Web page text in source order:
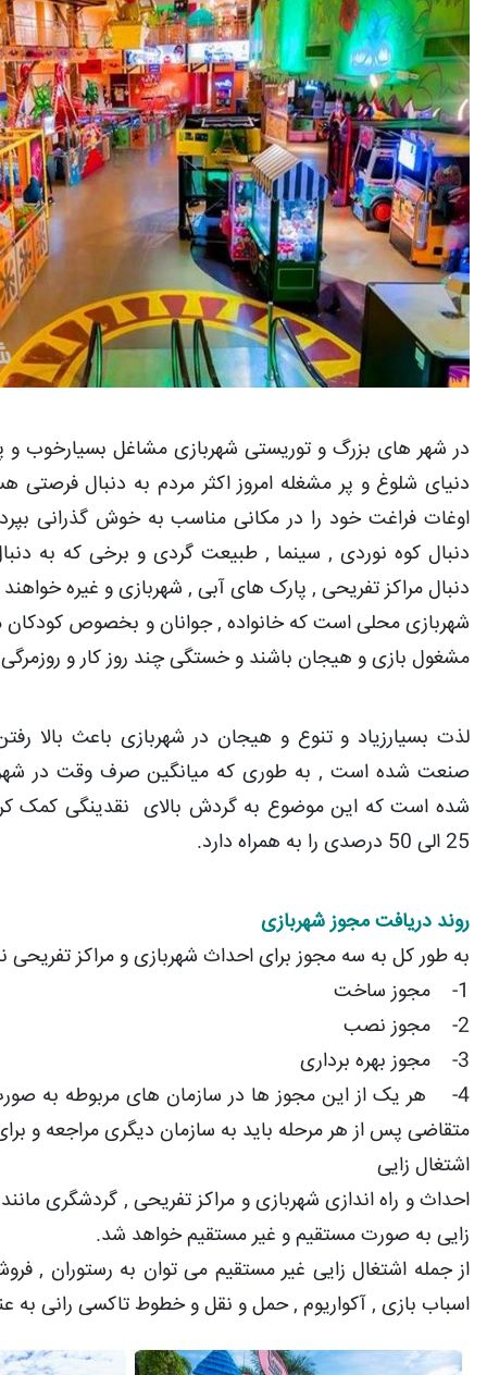
در شهر های بزرگ و توریستی شهربازی مشاغل بسیارخوب و
دنیای شلوغ و پر مشغله امروز اکثر مردم به دنبال فرصتی
اوغات فراغت خود را در مکانی مناسب به خوش گذرانی
دنبال کوه نوردی , سینما , طبیعت گردی و برخی که به
دنبال مراکز تفریحی , پارک های آبی , شهربازی و غیره
شهربازی محلی است که خانواده , جوانان و بخصوص کودکان
مشغول بازی و هیجان باشند و خستگی چند روز کار و روزمرگی
لذت بسیارزیاد و تنوع و هیجان در شهربازی باعث بالا
صنعت شده است , به طوری که میانگین صرف وقت در
شده است که این موضوع به گردش بالای نقدینگی کمک
25 الی 50 درصدی را به همراه دارد.
روند دریافت مجوز شهربازی
به طور کل به سه مجوز برای احداث شهربازی و مراکز تفریحی
1- مجوز ساخت
2- مجوز نصب
3- مجوز بهره برداری
4- هر یک از این مجوز ها در سازمان های مربوطه به
متقاضی پس از هر مرحله باید به سازمان دیگری مراجعه و
اشتغال زایی
احداث و راه اندازی شهربازی و مراکز تفریحی , گردشگری
زایی به صورت مستقیم و غیر مستقیم خواهد شد.
از جمله اشتغال زایی غیر مستقیم می توان به رستوران ,
اسباب بازی , آکواریوم , حمل و نقل و خطوط تاکسی رانی به